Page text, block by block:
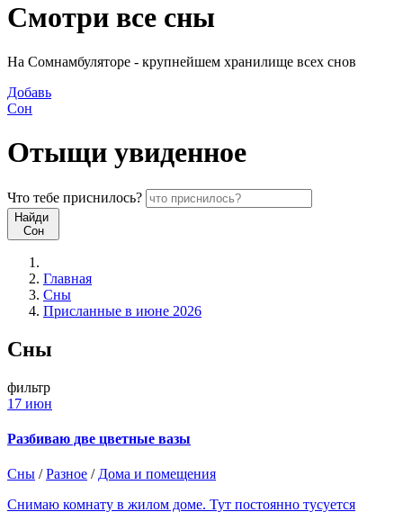
Смотри все сны
На Сомнамбуляторе - крупнейшем хранилище всех снов
Добавь
Сон
Отыщи увиденное
Что тебе приснилось?
Найди
Сон
Главная
Сны
Присланные в июне 2026
Сны
фильтр
17 июн
Разбиваю две цветные вазы
Сны /Разное / Дома и помещения
Снимаю комнату в жилом доме. Тут постоянно тусуется